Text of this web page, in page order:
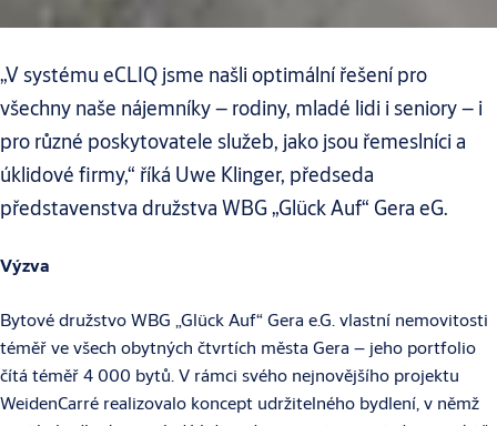
„V systému eCLIQ jsme našli optimální řešení pro
všechny naše nájemníky – rodiny, mladé lidi i seniory – i
pro různé poskytovatele služeb, jako jsou řemeslníci a
úklidové firmy,“ říká Uwe Klinger, předseda
představenstva družstva WBG „Glück Auf“ Gera eG.
Výzva
Bytové družstvo WBG „Glück Auf“ Gera e.G. vlastní nemovitosti
téměř ve všech obytných čtvrtích města Gera – jeho portfolio
čítá téměř 4 000 bytů. V rámci svého nejnovějšího projektu
WeidenCarré realizovalo koncept udržitelného bydlení, v němž